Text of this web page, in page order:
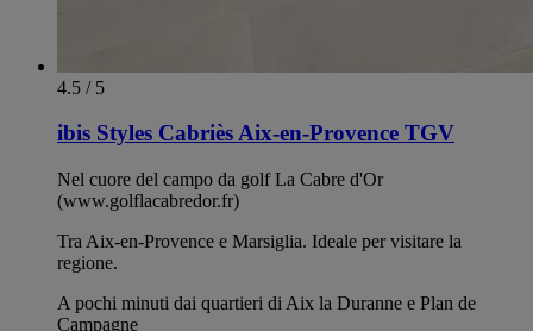
4.5 / 5
ibis Styles Cabriès Aix-en-Provence TGV
Nel cuore del campo da golf La Cabre d'Or
(www.golflacabredor.fr)
Tra Aix-en-Provence e Marsiglia. Ideale per visitare la
regione.
A pochi minuti dai quartieri di Aix la Duranne e Plan de
Campagne